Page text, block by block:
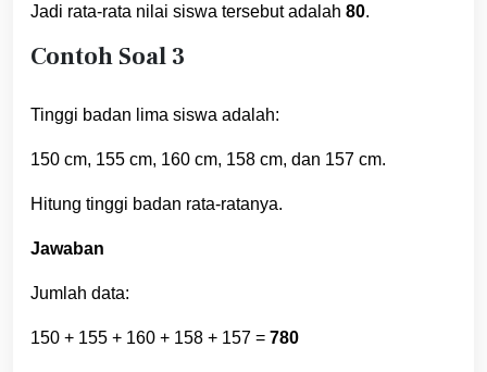
Jadi rata-rata nilai siswa tersebut adalah 80.
Contoh Soal 3
Tinggi badan lima siswa adalah:
150 cm, 155 cm, 160 cm, 158 cm, dan 157 cm.
Hitung tinggi badan rata-ratanya.
Jawaban
Jumlah data:
150 + 155 + 160 + 158 + 157 = 780